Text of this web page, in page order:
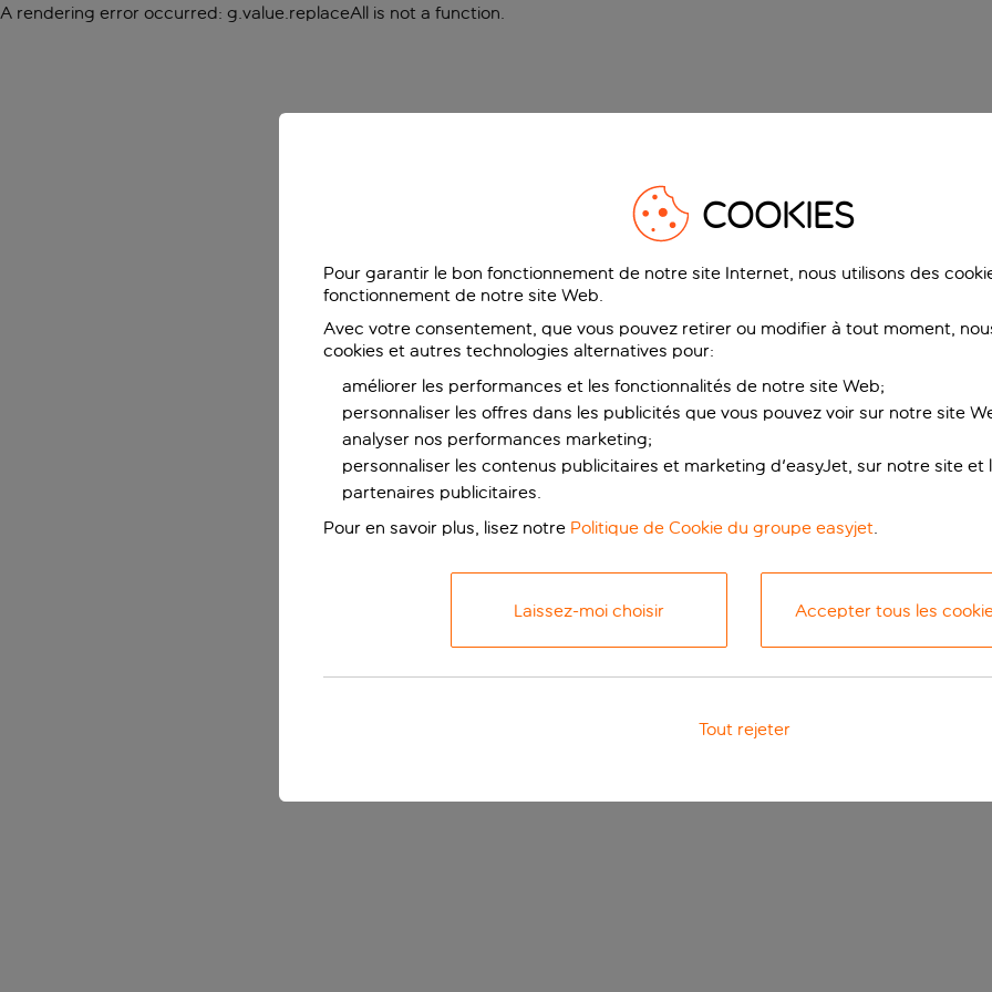
A rendering error occurred: g.value.replaceAll is not a function.
COOKIES
Pour garantir le bon fonctionnement de notre site Internet, nous utilisons des
fonctionnement de notre site Web.
Avec votre consentement, que vous pouvez retirer ou modifier à tout moment,
cookies et autres technologies alternatives pour:
améliorer les performances et les fonctionnalités de notre site Web;
personnaliser les offres dans les publicités que vous pouvez voir sur notre site
analyser nos performances marketing;
personnaliser les contenus publicitaires et marketing d'easyJet, sur notre site et
partenaires publicitaires.
Pour en savoir plus, lisez notre Politique de Cookie du groupe easyjet.
Laissez-moi choisir Accepter tous les
Tout rejeter